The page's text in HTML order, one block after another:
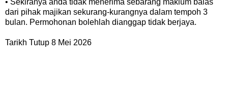
dari pihak majikan sekurang-kurangnya dalam tempoh 3
bulan. Permohonan bolehlah dianggap tidak berjaya.
Tarikh Tutup 8 Mei 2026